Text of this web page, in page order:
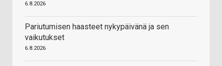
6.8.2026
Pariutumisen haasteet nykypäivänä ja sen
vaikutukset
6.8.2026